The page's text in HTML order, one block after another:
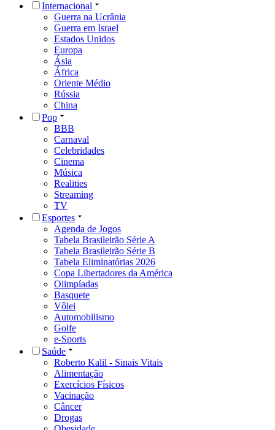
Internacional
Guerra na Ucrânia
Guerra em Israel
Estados Unidos
Europa
Ásia
África
Oriente Médio
Rússia
China
Pop
BBB
Carnaval
Celebridades
Cinema
Música
Realities
Streaming
TV
Esportes
Agenda de Jogos
Tabela Brasileirão Série A
Tabela Brasileirão Série B
Tabela Eliminatórias 2026
Copa Libertadores da América
Olimpíadas
Basquete
Vôlei
Automobilismo
Golfe
e-Sports
Saúde
Roberto Kalil - Sinais Vitais
Alimentação
Exercícios Físicos
Vacinação
Câncer
Drogas